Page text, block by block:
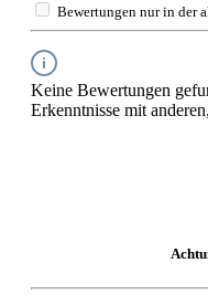
Bewertungen nur in der
Keine Bewertungen
Erkenntnisse mit